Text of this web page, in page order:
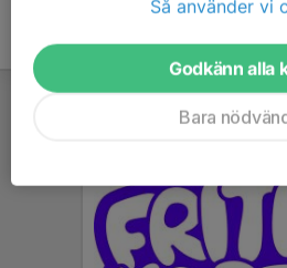
Så använder vi
Godkänn alla
Bara